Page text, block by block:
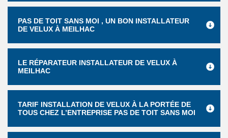
PAS DE TOIT SANS MOI , UN BON INSTALLATEUR
DE VELUX À MEILHAC
LE RÉPARATEUR INSTALLATEUR DE VELUX À
MEILHAC
TARIF INSTALLATION DE VELUX À LA PORTÉE DE
TOUS CHEZ L’ENTREPRISE PAS DE TOIT SANS MOI